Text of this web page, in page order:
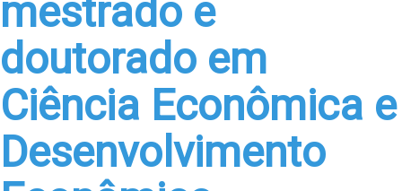
mestrado e
doutorado em
Ciência Econômica e
Desenvolvimento